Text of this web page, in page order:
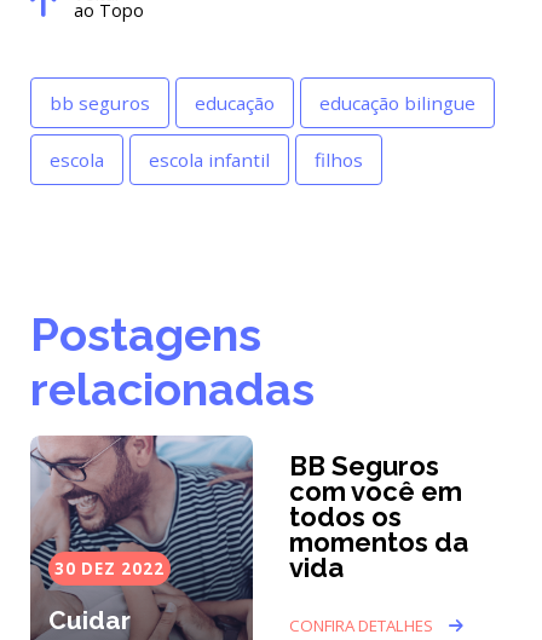
ao Topo
bb seguros educação educação bilingue
escola escola infantil filhos
Postagens
relacionadas
30 DEZ 2022
Cuidar
BB Seguros
com você em
todos os
momentos da
vida
CONFIRA DETALHES